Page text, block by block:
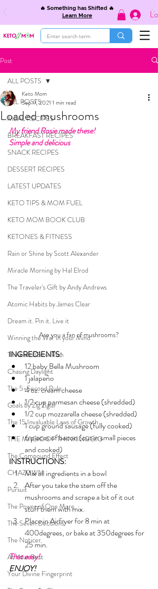
🔥 Something has Shifted 🔥
Learn More
Post
ALL POSTS
MEAL RECIPES
BREAKFAST RECIPES
SNACK RECIPES
DESSERT RECIPES
LATEST UPDATES
KETO TIPS & MOM FUEL
KETO MOM BOOK CLUB
KETONES & FITNESS
Rain or Shine by Scott Alexander
Miracle Morning by Hal Elrod
The Traveler's Gift by Andy Andrews
Atomic Habits by James Clear
Dream it. Pin it. Live it
Winning the War in your Mind
Think and Grow Rich
Chasing Daylight
The 5-Second Rule
Goals by Zig Ziglar
The 15 Invaluable Laws of Growth
THE MAGIC OF THINKING BIG
The Compound Effect
CHAZOWN
Pursuit
The Power of One More
The Seven Decisions
The Noticer
At Your Best
Your Divine Fingerprint
ALL POSTS
Loaded mushrooms
Keto Mom
Sep 9, 2021 1 min read
My friend Rosie made these!
Simple and delicious
Are you a fan of mushrooms?
INGREDIENTS:
12 baby Bella Mushroom
1 jalapeño
4 oz. cream cheese
1/2 cup parmesan cheese (shredded)
1/2 cup mozzarella cheese (shredded)
1 cup ground sausage (fully cooked)
6 pieces of bacon (cut in small pieces
and cooked)
INSTRUCTIONS:
Mix all ingredients in a bowl
After you take the stem off the
mushrooms and scrape a bit of it out
stuff them with mix.
Place in Airfryer for 8 min at
400degrees, or bake at 350degrees for
25 min.
That easy!
ENJOY!